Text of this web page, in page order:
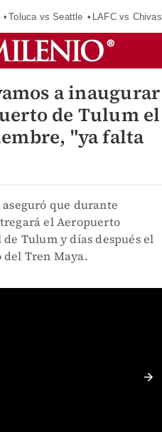
Toluca vs Seattle LAFC vs Chivas
a inaugurar
de Tulum el
"ya falta
que durante
el Aeropuerto
Tulum y días después el
Tren Maya.